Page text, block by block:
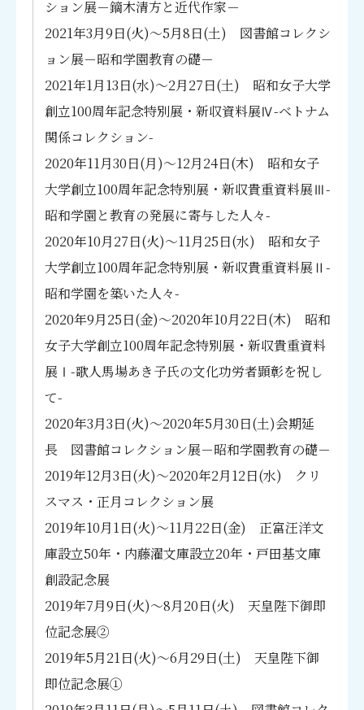
2022年12月1日(木)～2023年2月1日(水) 国会
議事堂コレクション展 —絵画資料を中心に―
2023年3月8日(水)～4月5日(水) 図書館コレク
ション展－昭和学園教育の礎－
2023年5月1日(月)～6月23日(金) 図書館特別
2023年11月29日(水)～2024年2月7日(水）図書
館コレクション展 尾崎紅葉と泉鏡花
2024年3月27日(水)～5月15日(水) 図書館コレ
クション展－昭和学園教育の礎－
図書館開設70周年 近代文庫創設60周年 記念
特別展
2024年10月9日(水)～11月10日(日)人見圓吉没
後50年展
2025年3月26日(水)～5月14日(水)図書館コレク
ション展 昭和学園教育の礎Ⅶ
2025年10月8日(水)～11月26日(水) 図書館コ
レクション展 装いの明治スタイル ―錦絵にみ
2026年3月25日(水)～5月27日(水) 図書館所蔵
資料展 昭和学園教育の礎 Ⅷ
ション展－鏑木清方と近代作家－
2021年3月9日(火)～5月8日(土) 図書館コレクシ
ョン展－昭和学園教育の礎－
2021年1月13日(水)～2月27日(土) 昭和女子大学
創立100周年記念特別展・新収資料展Ⅳ-ベトナム
関係コレクション-
2020年11月30日(月)～12月24日(木) 昭和女子
大学創立100周年記念特別展・新収貴重資料展Ⅲ-
昭和学園と教育の発展に寄与した人々-
2020年10月27日(火)～11月25日(水) 昭和女子
大学創立100周年記念特別展・新収貴重資料展Ⅱ-
昭和学園を築いた人々-
2020年9月25日(金)～2020年10月22日(木) 昭和
女子大学創立100周年記念特別展・新収貴重資料
展Ⅰ-歌人馬場あき子氏の文化功労者顕彰を祝し
て-
2020年3月3日(火)～2020年5月30日(土)会期延
長 図書館コレクション展－昭和学園教育の礎－
2019年12月3日(火)～2020年2月12日(水) クリ
スマス・正月コレクション展
2019年10月1日(火)～11月22日(金) 正富汪洋文
庫設立50年・内藤濯文庫設立20年・戸田基文庫
創設記念展
2019年7月9日(火)～8月20日(火) 天皇陛下御即
位記念展②
2019年5月21日(火)～6月29日(土) 天皇陛下御
即位記念展①
著作権、引用・参考文献の書き方
複写代行・配送貸出サービス
電子資料の利用について
文献複写依頼方法
本学契約データベース紹介
図書館紹介
図書館概要
コレクション紹介
デジタルアーカイブご利用案内
図書館展示案内
過去の展示一覧
図書館方針・規程類
刊行物
ニュース・イベント
ニュース
イベント
お問い合わせ
お問い合わせ